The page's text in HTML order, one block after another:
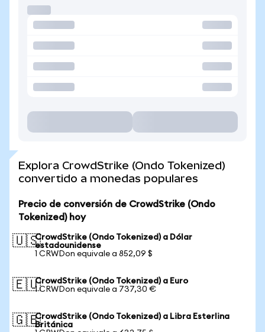
Explora CrowdStrike (Ondo Tokenized)
convertido a monedas populares
Precio de conversión de CrowdStrike (Ondo
Tokenized) hoy
🇺🇸CrowdStrike (Ondo Tokenized) a Dólar
estadounidense
1 CRWDon equivale a 852,09 $
🇪🇺CrowdStrike (Ondo Tokenized) a Euro
1 CRWDon equivale a 737,30 €
🇬🇧CrowdStrike (Ondo Tokenized) a Libra Esterlina
Británica